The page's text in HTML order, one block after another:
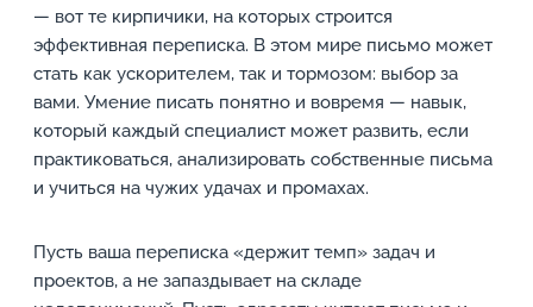
— вот те кирпичики, на которых строится
эффективная переписка. В этом мире письмо может
стать как ускорителем, так и тормозом: выбор за
вами. Умение писать понятно и вовремя — навык,
который каждый специалист может развить, если
практиковаться, анализировать собственные письма
и учиться на чужих удачах и промахах.
Пусть ваша переписка «держит темп» задач и
проектов, а не запаздывает на складе